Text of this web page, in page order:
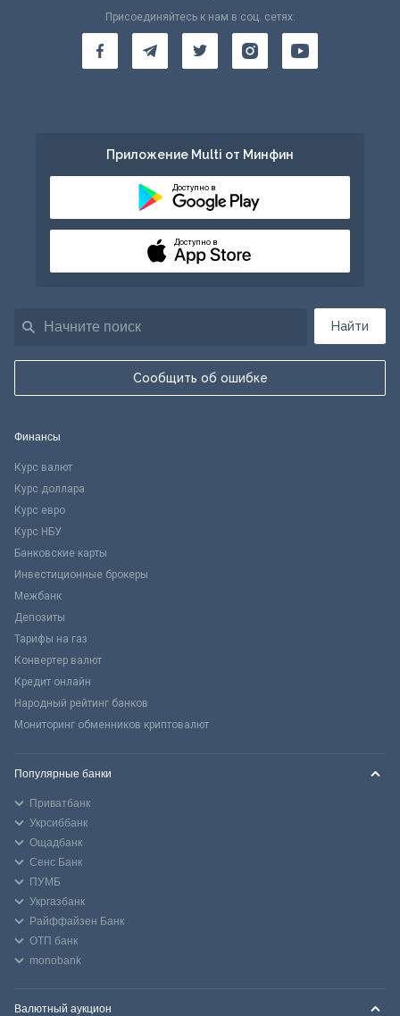
Найти
Сообщить об ошибке
Присоединяйтесь к нам в соц. сетях:
Приложение Multi от Минфин
Доступно в
Доступно в
Финансы
Курс валют
Курс доллара
Курс евро
Курс НБУ
Банковские карты
Инвестиционные брокеры
Межбанк
Депозиты
Тарифы на газ
Конвертер валют
Кредит онлайн
Народный рейтинг банков
Мониторинг обменников криптовалют
Популярные банки
Приватбанк
Укрсиббанк
Ощадбанк
Сенс Банк
ПУМБ
Укргазбанк
Райффайзен Банк
ОТП банк
monobank
Валютный аукцион